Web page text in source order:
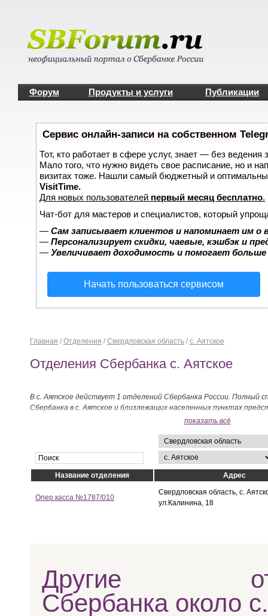
Форум Продукты и услуги Публикации
Сервис онлайн-записи на собственном
Тот, кто работает в сфере услуг, знает — без ведения
Мало того, что нужно видеть свое расписание, но и
визитах тоже. Нашли самый бюджетный и
VisitTime.
Для новых пользователей первый месяц бесплатно.
Чат-бот для мастеров и специалистов, который
— Сам записывает клиентов и напоминает им о
— Персонализирует скидки, чаевые, кэшбэк и
— Увеличивает доходимость и помогает
Начать пользоваться сервисом
Главная / Отделения / Свердловская область / с. Аятское
Отделения Сбербанка с. Аятское
В с. Аятское действует 1 отделений Сбербанка России. Полный
Сбербанка в с. Аятское и близлежащих населенных пунктах
показать всё
Название отделения Адрес
Опер.касса №1787/010
Свердловская область, с.
ул.Калинина, 18
Другие
Сбербанка около